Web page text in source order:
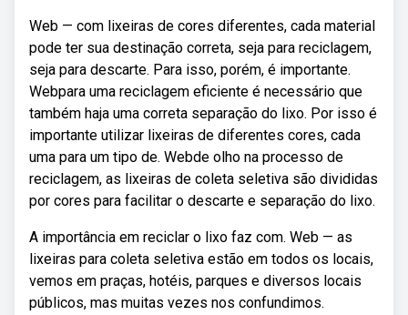
Web — com lixeiras de cores diferentes, cada material
pode ter sua destinação correta, seja para reciclagem,
seja para descarte. Para isso, porém, é importante.
Webpara uma reciclagem eficiente é necessário que
também haja uma correta separação do lixo. Por isso é
importante utilizar lixeiras de diferentes cores, cada
uma para um tipo de. Webde olho na processo de
reciclagem, as lixeiras de coleta seletiva são divididas
por cores para facilitar o descarte e separação do lixo.
A importância em reciclar o lixo faz com. Web — as
lixeiras para coleta seletiva estão em todos os locais,
vemos em praças, hotéis, parques e diversos locais
públicos, mas muitas vezes nos confundimos.